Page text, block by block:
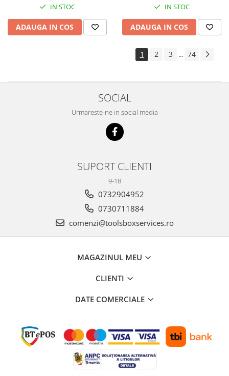
IN STOC
ADAUGA IN COS
IN STOC
ADAUGA IN COS
1 2 3 ... 74
SOCIAL
Urmareste-ne in social media
SUPORT CLIENTI
9-18
0732904952
0730711884
comenzi@toolsboxservices.ro
MAGAZINUL MEU
CLIENTI
DATE COMERCIALE